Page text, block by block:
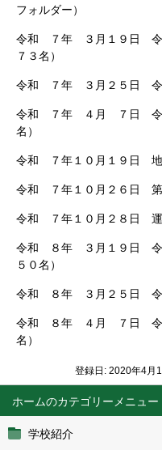
ホーム
学校紹介
フォルダー）
令和 ７年 ３月１９日 令
７３名）
令和 ７年 ３月２５日 令
令和 ７年 ４月 ７日
名）
令和 ７年１０月１９日 地
令和 ７年１０月２６日 第
令和 ７年１０月２８日
令和 ８年 ３月１９日 令
５０名）
令和 ８年 ３月２５日 令
令和 ８年 ４月 ７日 令和
名）
登録日: 2020年4月1